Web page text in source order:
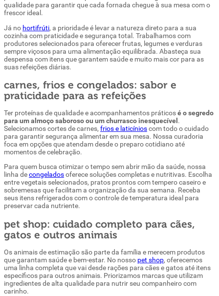
qualidade para garantir que cada fornada chegue à sua mesa com o
frescor ideal.
Já no hortifrúti, a prioridade é levar a natureza direto para a sua
cozinha com praticidade e segurança total. Trabalhamos com
produtores selecionados para oferecer frutas, legumes e verduras
sempre viçosos para uma alimentação equilibrada. Abasteça sua
despensa com itens que garantem saúde e muito mais cor para as
suas refeições diárias.
carnes, frios e congelados: sabor e
praticidade para as refeições
Ter proteínas de qualidade e acompanhamentos práticosé o segredo
para um almoço saboroso ou um churrasco inesquecível .
Selecionamos cortes de carnes, frios e laticínioscom todo o cuidado
para garantir segurança alimentar em sua mesa. Nossa curadoria
foca em opções que atendam desde o preparo cotidiano até
momentos de celebração.
Para quem busca otimizar o tempo sem abrir mão da saúde, nossa
linha decongeladosoferece soluções completas e nutritivas. Escolha
entre vegetais selecionados, pratos prontos com tempero caseiro e
sobremesas que facilitam a organização da sua semana. Receba
seus itens refrigerados com o controle de temperatura ideal para
preservar cada nutriente.
pet shop: cuidado completo para cães,
gatos e outros animais
Os animais de estimação são parte da família e merecem produtos
que garantam saúde e bem-estar. No nosso pet shop, oferecemos
uma linha completa que vai desde rações para cães e gatos até itens
específicos para outros animais. Priorizamos marcas que utilizam
ingredientes de alta qualidade para nutrir seu companheiro com
carinho.